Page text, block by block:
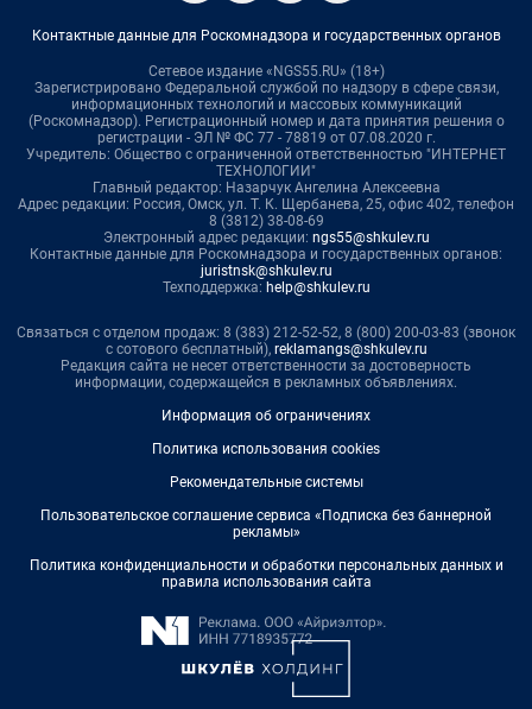
Контактные данные для Роскомнадзора и государственных органов
Сетевое издание «NGS55.RU» (18+)
Зарегистрировано Федеральной службой по надзору в сфере связи,
информационных технологий и массовых коммуникаций
(Роскомнадзор). Регистрационный номер и дата принятия решения о
регистрации - ЭЛ № ФС 77 - 78819 от 07.08.2020 г.
Учредитель: Общество с ограниченной ответственностью "ИНТЕРНЕТ
ТЕХНОЛОГИИ"
Главный редактор: Назарчук Ангелина Алексеевна
Адрес редакции: Россия, Омск, ул. Т. К. Щербанева, 25, офис 402, телефон
8 (3812) 38-08-69
Электронный адрес редакции: ngs55@shkulev.ru
Контактные данные для Роскомнадзора и государственных органов:
juristnsk@shkulev.ru
Техподдержка: help@shkulev.ru
Связаться с отделом продаж: 8 (383) 212-52-52, 8 (800) 200-03-83 (звонок
с сотового бесплатный), reklamangs@shkulev.ru
Редакция сайта не несет ответственности за достоверность
информации, содержащейся в рекламных объявлениях.
Информация об ограничениях
Политика использования cookies
Рекомендательные системы
Пользовательское соглашение сервиса «Подписка без баннерной
рекламы»
Политика конфиденциальности и обработки персональных данных и
правила использования сайта